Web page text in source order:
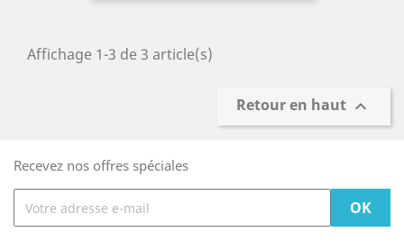
Affichage 1-3 de 3 article(s)
Retour en haut 
Recevez nos offres spéciales